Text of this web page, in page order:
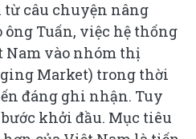
câu chuyện nâng
Tuấn, việc hệ thống
Nam vào nhóm thị
Market) trong thời
đáng ghi nhận. Tuy
khởi đầu. Mục tiêu